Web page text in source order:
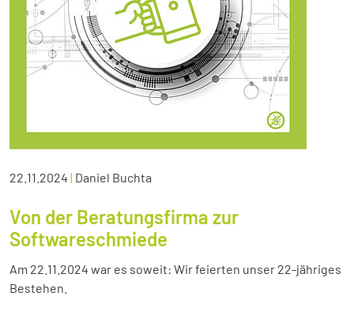
22.11.2024 | Daniel Buchta
Von der Beratungsfirma zur
Softwareschmiede
Am 22.11.2024 war es soweit: Wir feierten unser 22-jähriges
Bestehen.